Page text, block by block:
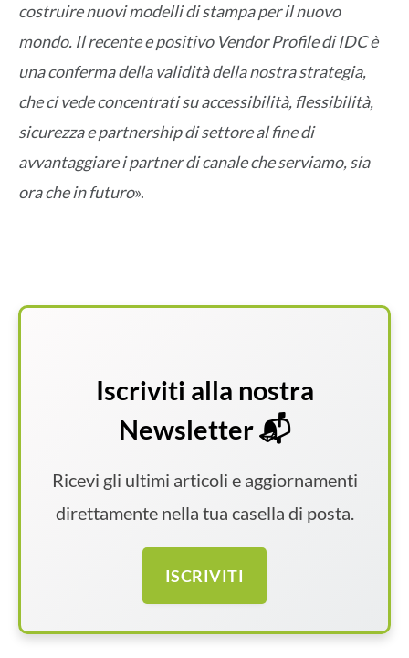
costruire nuovi modelli di stampa per il nuovo
mondo. Il recente e positivo Vendor Profile di IDC è
una conferma della validità della nostra strategia,
che ci vede concentrati su accessibilità, flessibilità,
sicurezza e partnership di settore al fine di
avvantaggiare i partner di canale che serviamo, sia
ora che in futuro».
Iscriviti alla nostra
Newsletter 📬
Ricevi gli ultimi articoli e aggiornamenti
direttamente nella tua casella di posta.
ISCRIVITI